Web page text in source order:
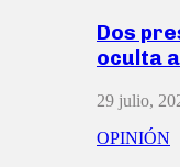
Dos
oculta
29 julio,
OPINIÓN